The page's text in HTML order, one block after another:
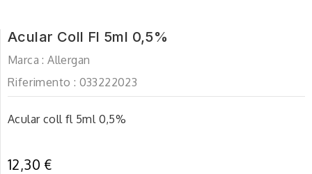
Acular Coll Fl 5ml 0,5%
Marca : Allergan
Riferimento : 033222023
Acular coll fl 5ml 0,5%
12,30 €